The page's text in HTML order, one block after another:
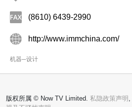
(8610) 6439-2990
http://www.immchina.com/
机器─设计
版权所属 © Now TV Limited. 私隐政策声明 ,